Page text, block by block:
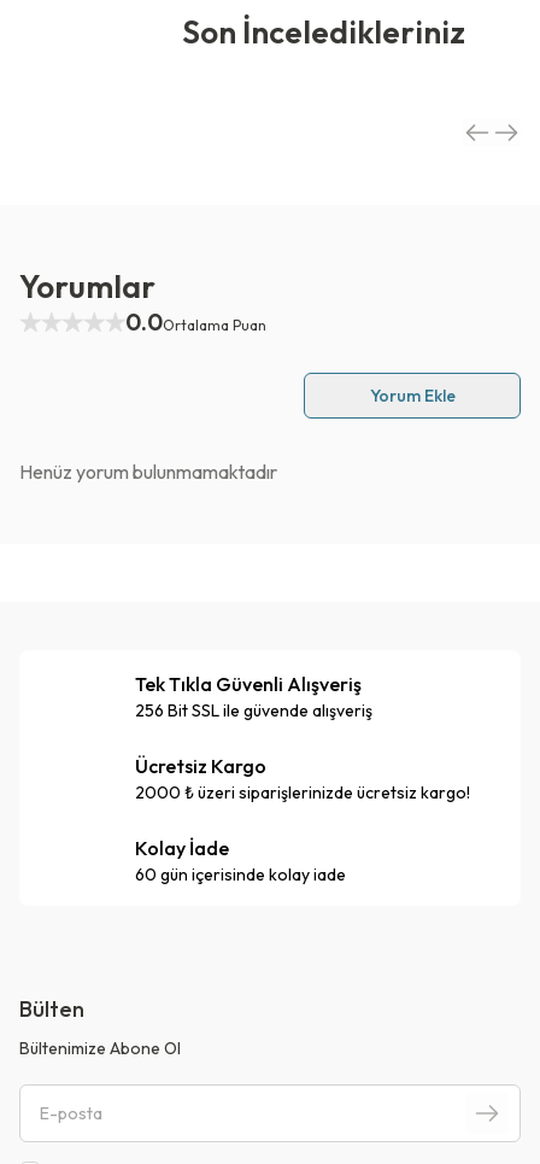
Son İnceledikleriniz
Yorumlar
0.0Ortalama Puan
Yorum Ekle
Henüz yorum bulunmamaktadır
Tek Tıkla Güvenli Alışveriş
256 Bit SSL ile güvende alışveriş
Ücretsiz Kargo
2000 ₺ üzeri siparişlerinizde ücretsiz kargo!
Kolay İade
60 gün içerisinde kolay iade
Bülten
Bültenimize Abone Ol